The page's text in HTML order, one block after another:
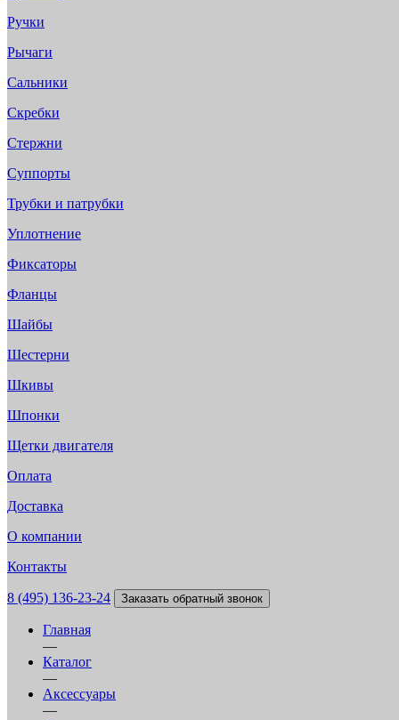
Ручки
Рычаги
Сальники
Скребки
Стержни
Суппорты
Трубки и патрубки
Уплотнение
Фиксаторы
Фланцы
Шайбы
Шестерни
Шкивы
Шпонки
Щетки двигателя
Оплата
Доставка
О компании
Контакты
8 (495) 136-23-24 Заказать обратный звонок
Главная
—
Каталог
—
Аксессуары
—